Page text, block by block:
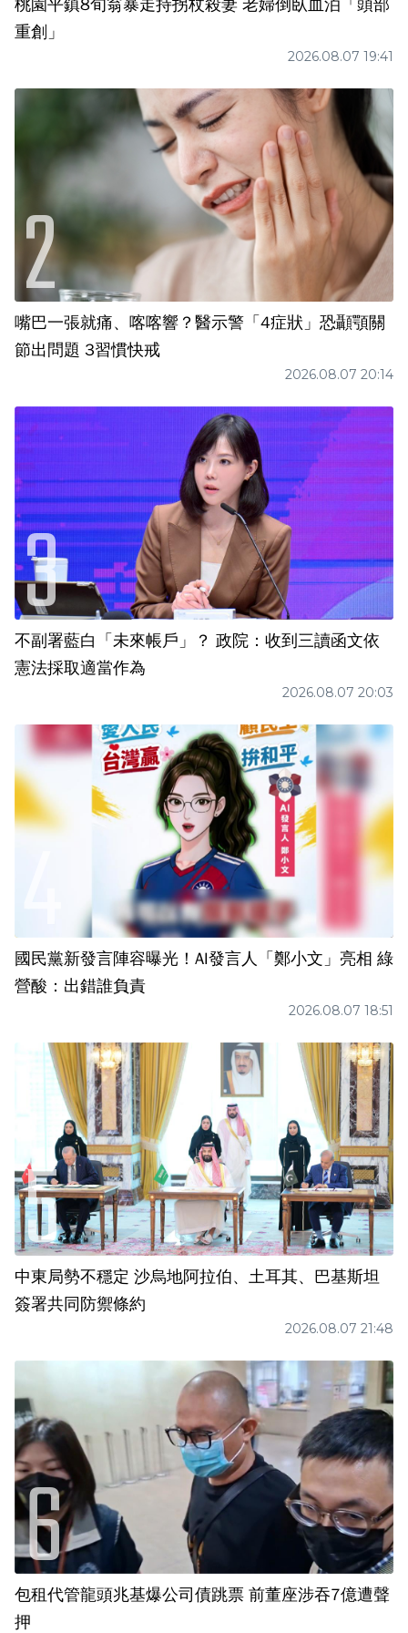
桃園平鎮8旬翁暴走持拐杖殺妻 老婦倒臥血泊「頭部
重創」
2026.08.07 19:41
嘴巴一張就痛、喀喀響？醫示警「4症狀」恐顳顎關
節出問題 3習慣快戒
2026.08.07 20:14
不副署藍白「未來帳戶」？ 政院：收到三讀函文依
憲法採取適當作為
2026.08.07 20:03
國民黨新發言陣容曝光！AI發言人「鄭小文」亮相 綠
營酸：出錯誰負責
2026.08.07 18:51
中東局勢不穩定 沙烏地阿拉伯、土耳其、巴基斯坦
簽署共同防禦條約
2026.08.07 21:48
包租代管龍頭兆基爆公司債跳票 前董座涉吞7億遭聲
押